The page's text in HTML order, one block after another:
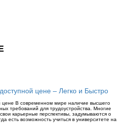
цене – Легко и Быстро
цене В современном мире наличие высшего
требований для трудоустройства. Многие
карьерные перспективы, задумываются о
есть возможность учиться в университете на